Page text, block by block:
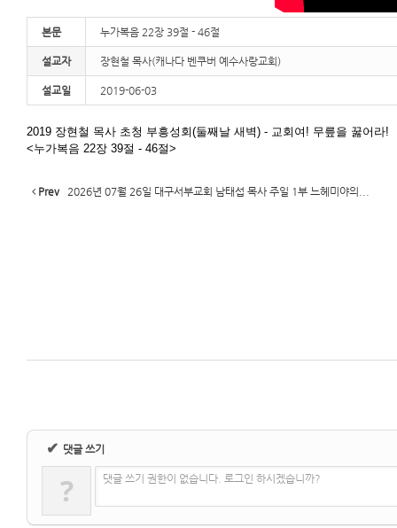
본문 누가복음 22장 39절 - 46절
설교자 장현철 목사(캐나다 벤쿠버 예수사랑교회)
설교일 2019-06-03
2019 장현철 목사 초청 부흥성회(둘째날 새벽) - 교회여! 무릎을 꿇어라!
<누가복음 22장 39절 - 46절>
Prev 2026년 07월 26일 대구서부교회 남태섭 목사 주일 1부 느헤미야의...
✔ 댓글 쓰기
? 댓글 쓰기 권한이 없습니다. 로그인 하시겠습니까?